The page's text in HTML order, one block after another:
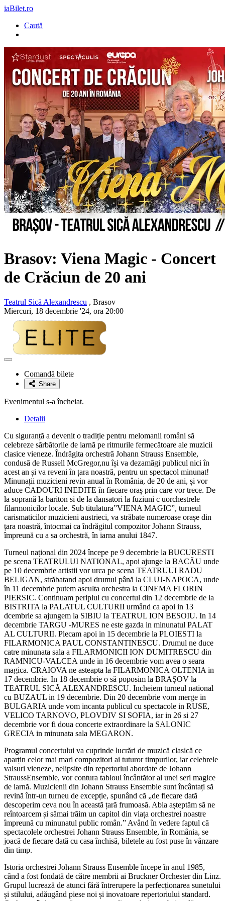
iaBilet.ro
Caută
Brasov: Viena Magic - Concert
de Crăciun de 20 ani
Teatrul Sică Alexandrescu , Brasov
Miercuri, 18 decembrie '24, ora 20:00
Adaugă
favoriteComandă bilete
Share
Evenimentul s-a încheiat.
Detalii
Cu siguranță a devenit o tradiție pentru melomanii români să
celebreze sărbătorile de iarnă pe ritmurile fermecătoare ale muzicii
clasice vieneze. Îndrăgita orchestră Johann Strauss Ensemble,
condusă de Russell McGregor,nu își va dezamăgi publicul nici în
acest an și va reveni în țara noastră, pentru un spectacol minunat!
Minunații muzicieni revin anual în România, de 20 de ani, și vor
aduce CADOURI INEDITE în fiecare oraș prin care vor trece. De
la soprană la bariton si de la dansatori la fuziuni c uorchestrele
filarmonicilor locale. Sub titulatura”VIENA MAGIC”, turneul
carismaticilor muzicieni austrieci, va străbate numeroase orașe din
țara noastră, întocmai ca îndrăgitul compozitor Johann Strauss,
împreună cu a sa orchestră, în iarna anului 1847.
Turneul național din 2024 începe pe 9 decembrie la BUCURESTI
pe scena TEATRULUI NATIONAL, apoi ajunge la BACĂU unde
pe 10 decembrie artistii vor urca pe scena TEATRUUI RADU
BELIGAN, străbatand apoi drumul până la CLUJ-NAPOCA, unde
în 11 decembrie putem asculta orchestra la CINEMA FLORIN
PIERSIC. Continuam periplul cu concertul din 12 decembrie de la
BISTRITA la PALATUL CULTURII urmând ca apoi in 13
dcembrie sa ajungem la SIBIU la TEATRUL ION BESOIU. In 14
decembrie TARGU -MURES ne este gazda in minunatul PALAT
AL CULTURII. Plecam apoi in 15 decembrie la PLOIESTI la
FILARMONICA PAUL CONSTANTINESCU. Drumul ne duce
catre minunata sala a FILARMONICII ION DUMITRESCU din
RAMNICU-VALCEA unde in 16 decembrie vom avea o seara
magica. CRAIOVA ne asteapta la FILARMONICA OLTENIA in
17 decembrie. In 18 decembrie o să poposim la BRAȘOV la
TEATRUL SICĂ ALEXANDRESCU. Incheiem turneul national
cu BUZAUL in 19 decembrie. Din 20 decembrie vom merge in
BULGARIA unde vom incanta publicul cu spectacole in RUSE,
VELICO TARNOVO, PLOVDIV SI SOFIA, iar in 26 si 27
decembrie vor fi doua concerte extraordinare la SALONIC
GRECIA in minunata sala MEGARON.
Programul concertului va cuprinde lucrări de muzică clasică ce
aparțin celor mai mari compozitori ai tuturor timpurilor, iar celebrele
valsuri vieneze, nelipsite din repertoriul abordate de Johann
StraussEnsemble, vor contura tabloul încântător al unei seri magice
de iarnă. Muzicienii din Johann Strauss Ensemble sunt încântați să
revină într-un turneu de excepție, spunând că „de fiecare dată
descoperim ceva nou în această țară frumoasă. Abia așteptăm să ne
reîntoarcem și sămai trăim un capitol din viața orchestrei noastre
împreună cu minunatul public român.” Având în vedere faptul că
spectacolele orchestrei Johann Strauss Ensemble, în România, se
joacă de fiecare dată cu casa închisă, biletele au fost puse în vânzare
din timp.
Istoria orchestrei Johann Strauss Ensemble începe în anul 1985,
când a fost fondată de către membrii ai Bruckner Orchester din Linz.
Grupul lucrează de atunci fără întrerupere la perfecționarea sunetului
și stilului, adăugând piese noi și inovatoare repertoriului standard.